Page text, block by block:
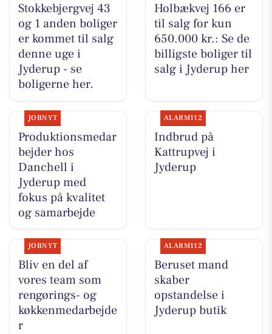
Stokkebjergvej 43
og 1 anden boliger
er kommet til salg
denne uge i
Jyderup - se
boligerne her.
Holbækvej 166 er
til salg for kun
650.000 kr.: Se de
billigste boliger til
salg i Jyderup her
JOBNYT
Produktionsmedar
bejder hos
Danchell i
Jyderup med
fokus på kvalitet
og samarbejde
ALARM112
Indbrud på
Kattrupvej i
Jyderup
JOBNYT
Bliv en del af
vores team som
rengørings- og
køkkenmedarbejde
r
ALARM112
Beruset mand
skaber
opstandelse i
Jyderup butik